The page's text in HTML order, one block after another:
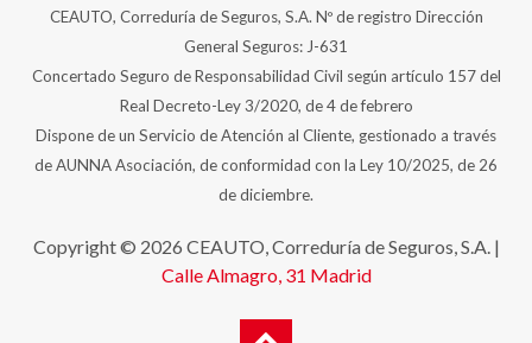
CEAUTO, Correduría de Seguros, S.A. Nº de registro Dirección
General Seguros: J-631
Concertado Seguro de Responsabilidad Civil según artículo 157 del
Real Decreto-Ley 3/2020, de 4 de febrero
Dispone de un Servicio de Atención al Cliente, gestionado a través
de AUNNA Asociación, de conformidad con la Ley 10/2025, de 26
de diciembre.
Copyright © 2026 CEAUTO, Correduría de Seguros, S.A. |
Calle Almagro, 31 Madrid